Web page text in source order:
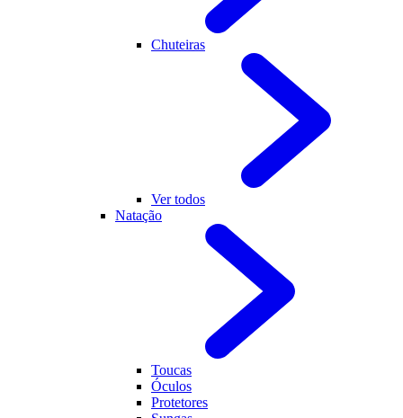
Chuteiras
Ver todos
Natação
Toucas
Óculos
Protetores